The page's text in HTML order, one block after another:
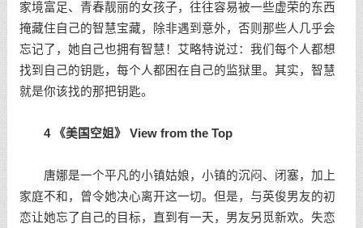
家境富足、青春靓丽的女孩子，往往容易被一些虚荣的东西
掩藏住自己的智慧宝藏，除非遇到意外，否则那些人几乎会
忘记了，她自己也拥有智慧！艾略特说过：我们每个人都想
找到自己的钥匙，每个人都困在自己的监狱里。其实，智慧
就是你该找的那把钥匙。
4 《美国空姐》 View from the Top
唐娜是一个平凡的小镇姑娘，小镇的沉闷、闭塞，加上
家庭不和，曾令她决心离开这一切。但是，与英俊男友的初
恋让她忘了自己的目标，直到有一天，男友另觅新欢。失恋